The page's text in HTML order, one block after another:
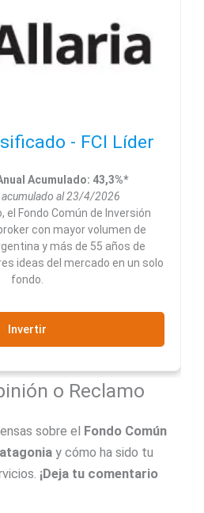
- FCI Líder
Acumulado: 43,3%*
al 23/4/2026
el Fondo Común de Inversión
con mayor volumen de
y más de 55 años de
ideas del mercado en un solo
fondo.
Invertir
o Reclamo
sobre el Fondo Común
y cómo ha sido tu
¡Deja tu comentario